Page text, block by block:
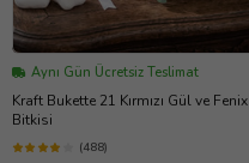
Aynı Gün Ücretsiz Teslimat
Kraft Bukette 21 Kırmızı Gül ve Fenix
Bitkisi
(488)